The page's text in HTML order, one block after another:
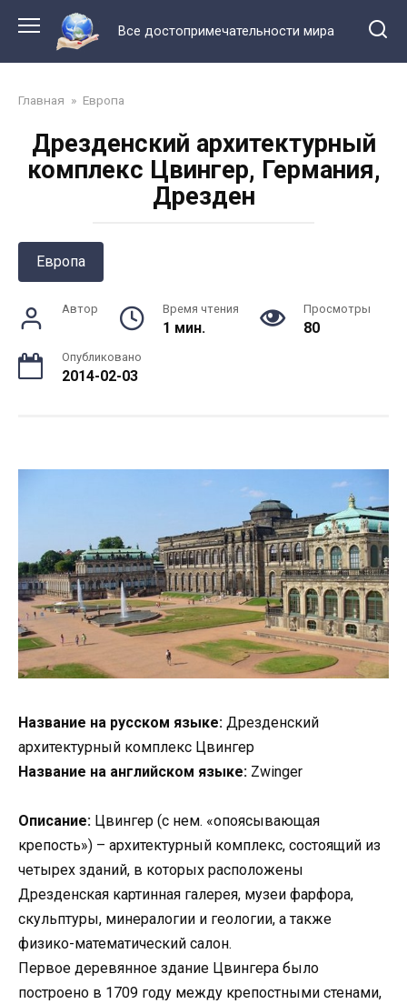
контенту
Все достопримечательности мира
Главная » Европа
Дрезденский архитектурный
комплекс Цвингер, Германия,
Дрезден
Европа
Автор Время чтения
1 мин.
Просмотры
80
Опубликовано
2014-02-03
Название на русском языке: Дрезденский
архитектурный комплекс Цвингер
Название на английском языке: Zwinger
Описание: Цвингер (с нем. «опоясывающая
крепость») – архитектурный комплекс, состоящий из
четырех зданий, в которых расположены
Дрезденская картинная галерея, музеи фарфора,
скульптуры, минералогии и геологии, а также
физико-математический салон.
Первое деревянное здание Цвингера было
построено в 1709 году между крепостными стенами,